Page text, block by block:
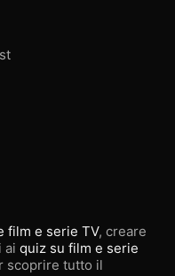
film e serie TV, creare
ai quiz su film e serie
scoprire tutto il